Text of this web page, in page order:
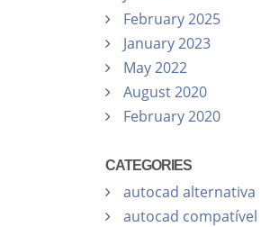
February 2025
January 2023
May 2022
August 2020
February 2020
CATEGORIES
autocad alternativa
autocad compatível